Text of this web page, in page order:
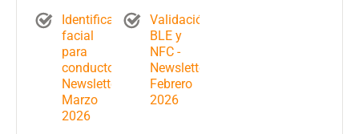
Identificación
facial
para
conductores-
Newsletter
Marzo
2026
Validación
BLE y
NFC -
Newsletter
Febrero
2026